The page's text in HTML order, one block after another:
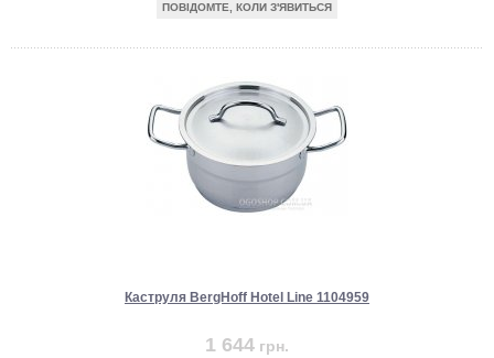
ПОВІДОМТЕ, КОЛИ З'ЯВИТЬСЯ
Каструля BergHoff Hotel Line 1104959
1 644 грн.